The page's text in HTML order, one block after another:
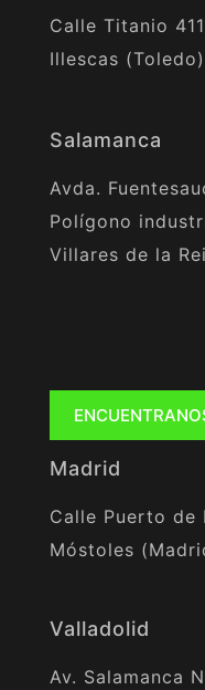
Calle Titanio
Illescas
Salamanca
Avda.
Polígono
Villares de la
Madrid
Calle Puerto de
Móstoles
Valladolid
Av. Salamanca